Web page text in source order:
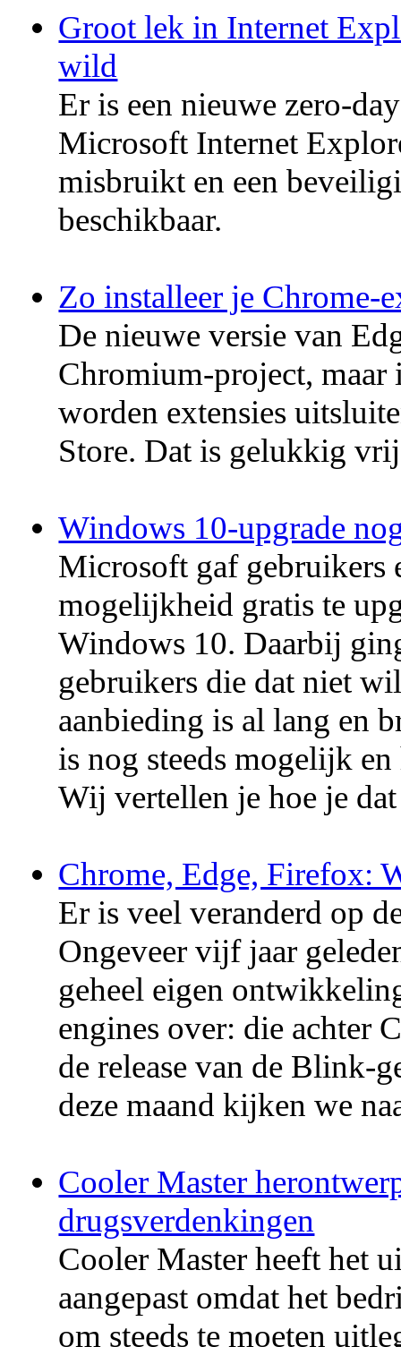
Groot lek in Internet
wild
Er is een nieuwe zero-
Microsoft Internet
misbruikt en een
beschikbaar.
Zo installeer je Chrome-
De nieuwe versie van
Chromium-project, maar
worden extensies
Store. Dat is gelukkig
Windows 10-upgrade
Microsoft gaf gebruikers
mogelijkheid gratis te
Windows 10. Daarbij
gebruikers die dat niet
aanbieding is al lang en
is nog steeds mogelijk
Wij vertellen je hoe je
Chrome, Edge, Firefox:
Er is veel veranderd op
Ongeveer vijf jaar
geheel eigen
engines over: die achter
de release van de Blink-
deze maand kijken we
Cooler Master
drugsverdenkingen
Cooler Master heeft het
aangepast omdat het
om steeds te moeten